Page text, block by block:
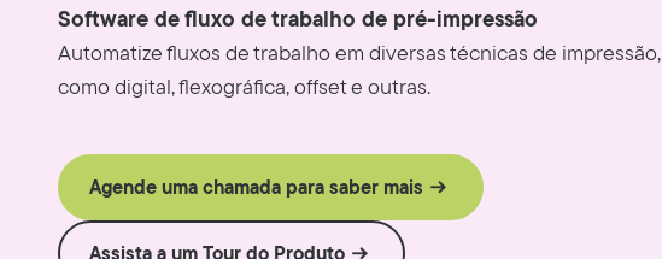
Software de fluxo de trabalho de pré-impressão
Automatize fluxos de trabalho em diversas técnicas de impressão,
como digital, flexográfica, offset e outras.
Agende uma chamada para saber mais